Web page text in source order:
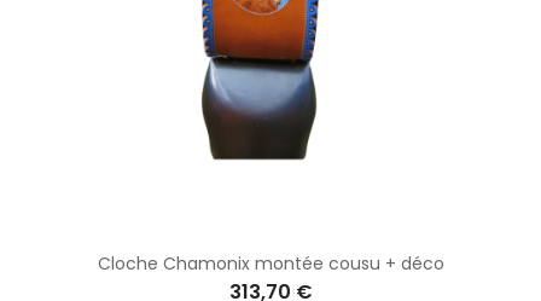
Cloche Chamonix montée cousu + déco
313,70 €